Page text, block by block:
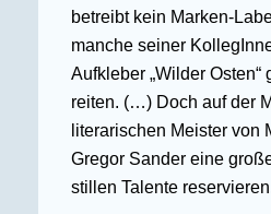
betreibt kein Marken-
manche seiner
Aufkleber „Wilder Osten“
reiten. (…) Doch auf der
literarischen Meister von
Gregor Sander eine
stillen Talente